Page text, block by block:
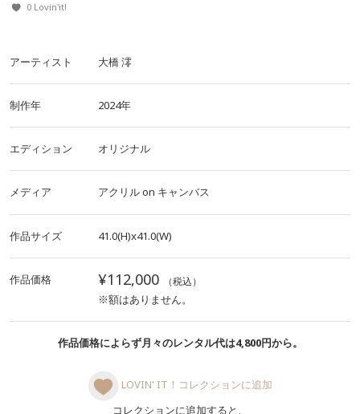
0 Lovin'it!
アーティスト 大橋 澪
制作年 2024年
エディション オリジナル
メディア アクリルon キャンバス
作品サイズ 41.0(H)x41.0(W)
作品価格 ¥112,000 （税込）
※額はありません。
作品価格によらず月々のレンタル代は4,800円から。
LOVIN' IT！コレクションに追加
コレクションに追加すると、